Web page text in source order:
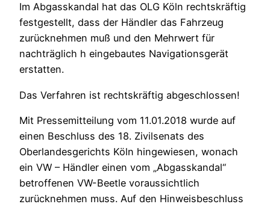
Im Abgasskandal hat das OLG Köln rechtskräftig
festgestellt, dass der Händler das Fahrzeug
zurücknehmen muß und den Mehrwert für
nachträglich h eingebautes Navigationsgerät
erstatten.
Das Verfahren ist rechtskräftig abgeschlossen!
Mit Pressemitteilung vom 11.01.2018 wurde auf
einen Beschluss des 18. Zivilsenats des
Oberlandesgerichts Köln hingewiesen, wonach
ein VW – Händler einen vom „Abgasskandal“
betroffenen VW-Beetle voraussichtlich
zurücknehmen muss. Auf den Hinweisbeschluss